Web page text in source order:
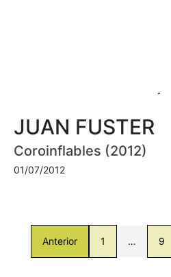
JUAN FUSTER
Coroinflables (2012)
01/07/2012
Anterior 1 … 9